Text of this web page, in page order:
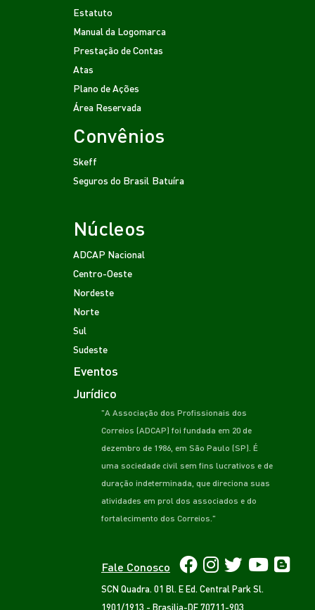
Estatuto
Manual da Logomarca
Prestação de Contas
Atas
Plano de Ações
Área Reservada
Convênios
Skeff
Seguros do Brasil Batuíra
Núcleos
ADCAP Nacional
Centro-Oeste
Nordeste
Norte
Sul
Sudeste
Eventos
Jurídico
"A Associação dos Profissionais dos
Correios (ADCAP) foi fundada em 20 de
dezembro de 1986, em São Paulo (SP). É
uma sociedade civil sem fins lucrativos e de
duração indeterminada, que direciona suas
atividades em prol dos associados e do
fortalecimento dos Correios."
Fale Conosco
SCN Quadra. 01 Bl. E Ed. Central Park Sl.
1901/1913 - Brasilia-DF 70711-903